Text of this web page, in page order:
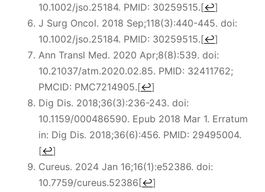
10.1002/jso.25184. PMID: 30259515.[↩]
J Surg Oncol. 2018 Sep;118(3):440-445. doi:
10.1002/jso.25184. PMID: 30259515.[↩]
Ann Transl Med. 2020 Apr;8(8):539. doi:
10.21037/atm.2020.02.85. PMID: 32411762;
PMCID: PMC7214905.[↩]
Dig Dis. 2018;36(3):236-243. doi:
10.1159/000486590. Epub 2018 Mar 1. Erratum
in: Dig Dis. 2018;36(6):456. PMID: 29495004.
[↩]
Cureus. 2024 Jan 16;16(1):e52386. doi:
10.7759/cureus.52386[↩]